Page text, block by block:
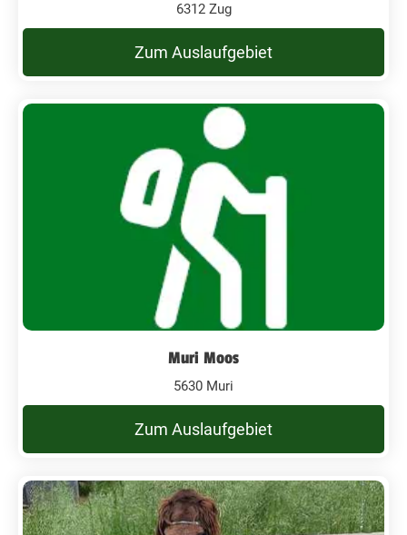
6312 Zug
Zum Auslaufgebiet
Muri Moos
5630 Muri
Zum Auslaufgebiet